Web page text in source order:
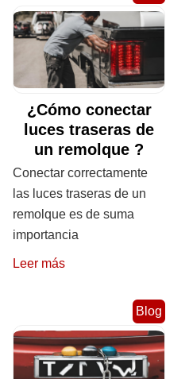
¿Cómo conectar
luces traseras de
un remolque ?
Conectar correctamente
las luces traseras de un
remolque es de suma
importancia
Leer más
Blog